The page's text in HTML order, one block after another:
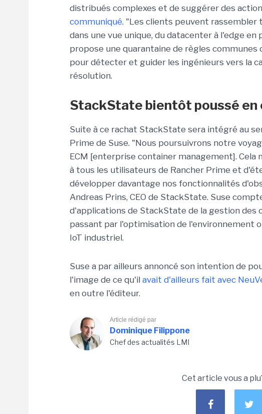
distribués complexes et de suggérer des
communiqué. "Les clients peuvent
dans une vue unique, du datacenter à l'edge
propose une quarantaine de règles
pour détecter et guider les ingénieurs vers la
résolution.
StackState bientôt poussé en
Suite à ce rachat StackState sera intégré au
Prime de Suse. "Nous poursuivrons notre
ECM [enterprise container management].
à tous les utilisateurs de Rancher Prime et
développer davantage nos fonctionnalités
Andreas Prins, CEO de StackState. Suse
d'applications de StackState de la gestion des
passant par l'optimisation de l'environnement
IoT industriel.
Suse a par ailleurs annoncé son intention de
l'image de ce qu'il avait d'ailleurs fait avec
en outre l'éditeur.
Article rédigé par
Dominique Filippone
Chef des actualités LMI
Cet article vous a